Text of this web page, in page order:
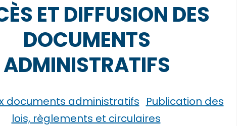
ET DIFFUSION DES
DOCUMENTS
ADMINISTRATIFS
documents administratifs Publication des
lois, règlements et circulaires